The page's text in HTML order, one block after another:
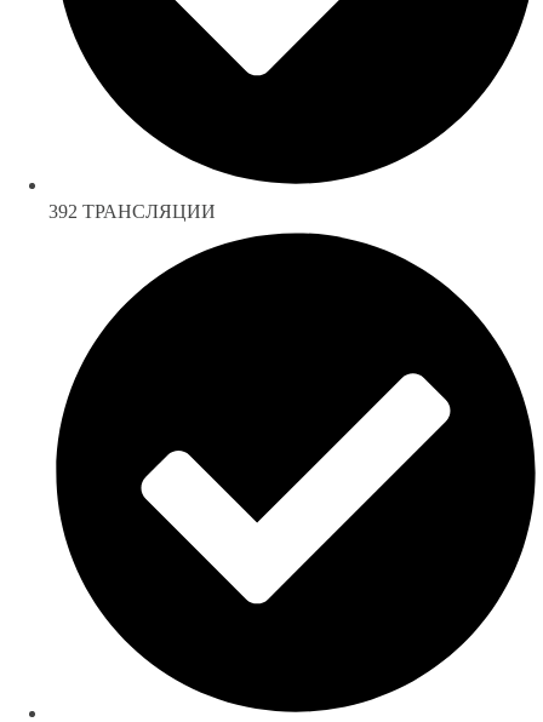
392 ТРАНСЛЯЦИИ